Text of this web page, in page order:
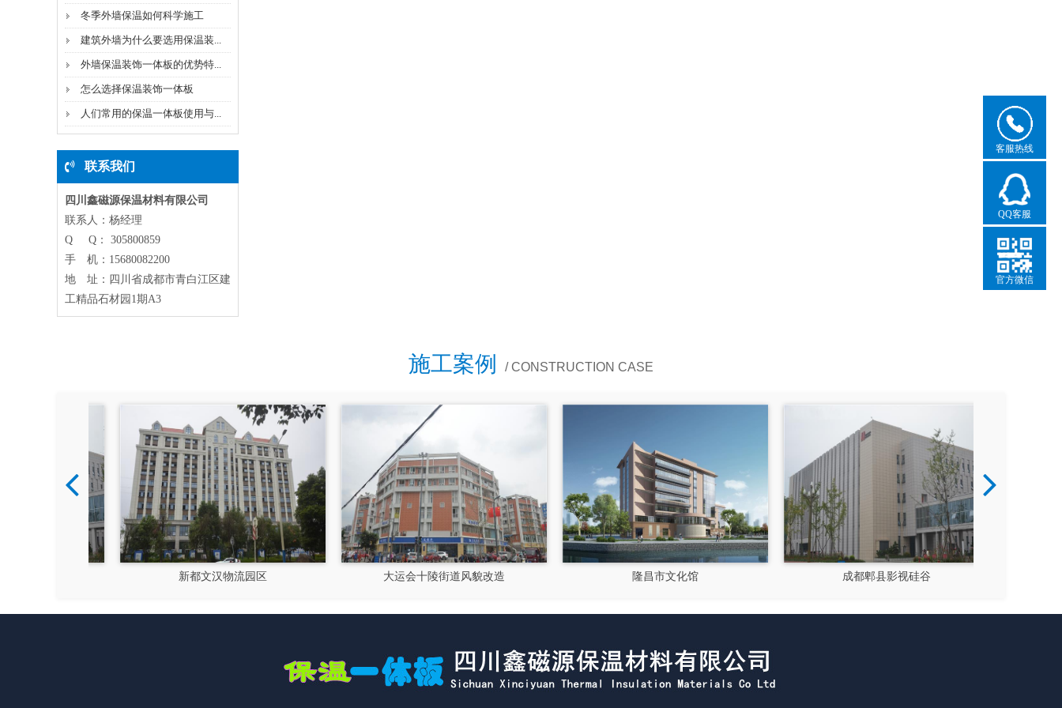
冬季外墙保温如何科学施工
建筑外墙为什么要选用保温装...
外墙保温装饰一体板的优势特...
怎么选择保温装饰一体板
人们常用的保温一体板使用与...
联系我们
四川鑫磁源保温材料有限公司
联系人：杨经理
Q Q： 305800859
手 机：15680082200
地 址：四川省成都市青白江区建
工精品石材园1期A3
施工案例 / CONSTRUCTION CASE
新都文汉物流园区 大运会十陵街道风貌改造 隆昌市文化馆 成都郫县影视硅谷
客服热线
QQ客服
官方微信